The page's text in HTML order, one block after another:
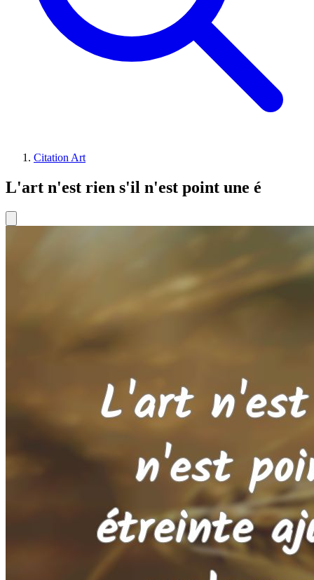
Citation Art
L'art n'est rien s'il n'est point une é